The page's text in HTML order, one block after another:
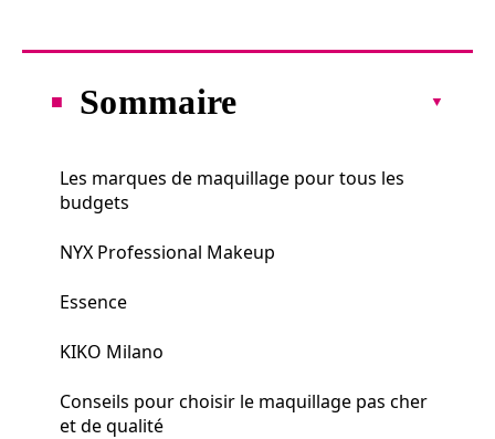
Sommaire
Les marques de maquillage pour tous les
budgets
NYX Professional Makeup
Essence
KIKO Milano
Conseils pour choisir le maquillage pas cher
et de qualité